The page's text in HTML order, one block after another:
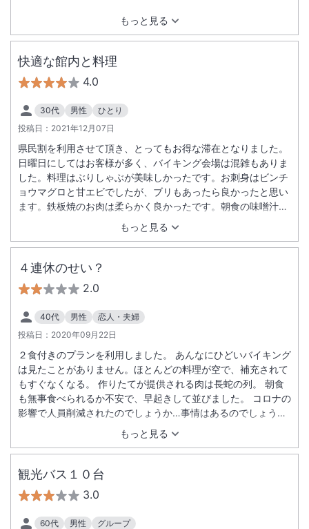
もっと見る
快適な館内と料理
4.0
30代 男性
ひとり
投稿日： 2021年12月07日
もっと見る
県民割を利用させて頂き、とってもお得な滞在となりました。
日曜日にしてはお客様が多く、バイキング会場は混雑もありま
した。料理はぶりしゃぶが美味しかったです。お刺身はビンチ
ョウマグロと甘エビでしたが、ブリもあったら良かったと思い
ます。鉄板焼のお肉は柔らかく良かったです。朝食の味噌汁は
美味しかったのですが、ネギがくたくたで、別入れにしても良
いかと思います。やっこの豆腐が良かったです。お部屋はもっ
たいない程広く、休まりました。ありがとうございました。
４連休のせい？
2.0
40代 男性
恋人・夫婦
投稿日： 2020年09月22日
もっと見る
２食付きのプランを利用しました。 あんなにひどいバイキング
は見たことがありません。ほとんどの料理が空で、補充されて
もすぐなくなる。 作りたてが提供される肉は長蛇の列。 朝食
も無事食べられるか不安で、早起きして並びました。 コロナの
影響で人員削減されたのでしょうか…事情はあるのでしょう
が、目先の利益優先して、評価を落とす残念な結果になるので
観光バス１０台
3.0
60代 男性
グループ